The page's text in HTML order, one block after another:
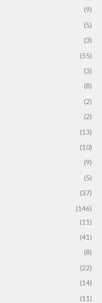
(9)
(5)
(3)
(55)
(3)
(8)
(2)
(2)
(13)
(10)
(9)
(5)
(37)
(146)
(11)
(41)
(8)
(22)
(14)
(11)